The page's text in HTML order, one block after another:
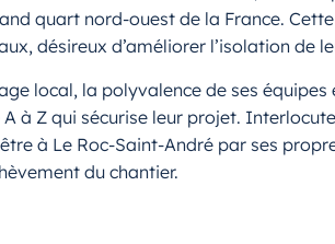
quart nord-ouest de la France.
désireux d’améliorer l’isolation de
local, la polyvalence de ses
à Z qui sécurise leur projet.
à Le Roc-Saint-André par ses
du chantier.